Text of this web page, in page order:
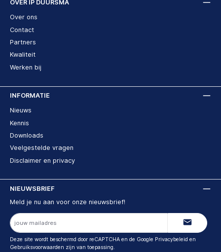
OVER IP DUURSMA
Over ons
Contact
Partners
Kwaliteit
Werken bij
INFORMATIE
Nieuws
Kennis
Downloads
Veelgestelde vragen
Disclaimer en privacy
NIEUWSBRIEF
Meld je nu aan voor onze nieuwsbrief!
E-
mailadres
Deze site wordt beschermd door reCAPTCHA en de Google Privacybeleid en
Gebruiksvoorwaarden zijn van toepassing.